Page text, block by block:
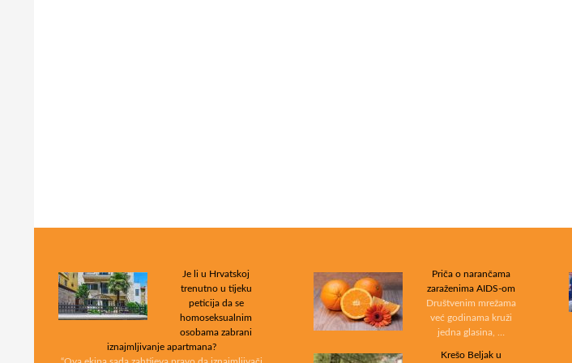
Je li u Hrvatskoj
trenutno u tijeku
peticija da se
homoseksualnim
osobama zabrani
iznajmljivanje apartmana?
Priča o narančama
zaraženima AIDS-om
Društvenim mrežama
već godinama kruži
jedna glasina, …
Krešo Beljak u